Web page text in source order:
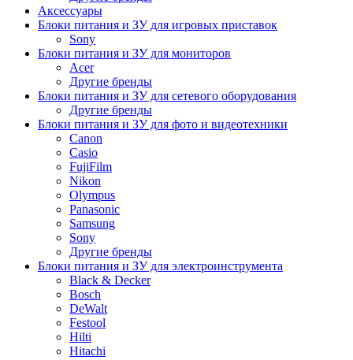
Аксессуары
Блоки питания и ЗУ для игровых приставок
Sony
Блоки питания и ЗУ для мониторов
Acer
Другие бренды
Блоки питания и ЗУ для сетевого оборудования
Другие бренды
Блоки питания и ЗУ для фото и видеотехники
Canon
Casio
FujiFilm
Nikon
Olympus
Panasonic
Samsung
Sony
Другие бренды
Блоки питания и ЗУ для электроинструмента
Black & Decker
Bosch
DeWalt
Festool
Hilti
Hitachi